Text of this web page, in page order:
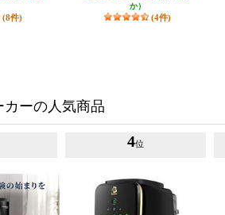
(8件)
か）
(4件)
ーの人気商品
4位